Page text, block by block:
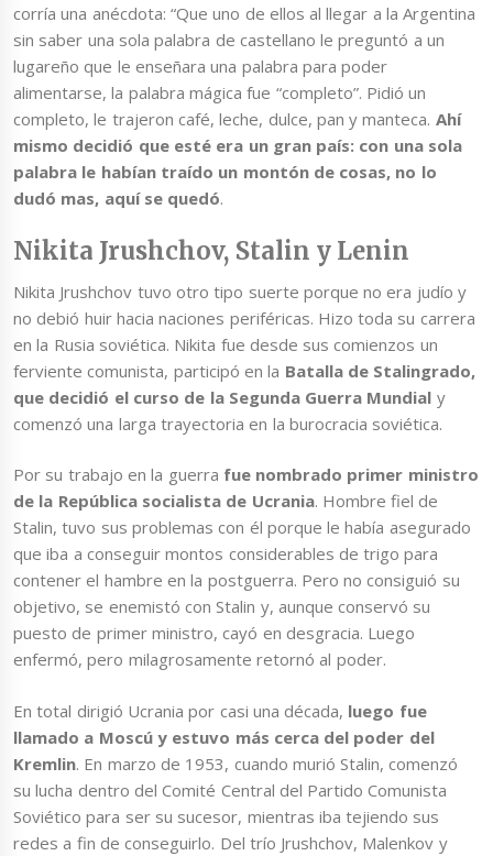
corría una anécdota: “Que uno de ellos al llegar a la Argentina
sin saber una sola palabra de castellano le preguntó a un
lugareño que le enseñara una palabra para poder
alimentarse, la palabra mágica fue “completo”. Pidió un
completo, le trajeron café, leche, dulce, pan y manteca. Ahí
mismo decidió que esté era un gran país: con una sola
palabra le habían traído un montón de cosas, no lo
dudó mas, aquí se quedó.
Nikita Jrushchov, Stalin y Lenin
Nikita Jrushchov tuvo otro tipo suerte porque no era judío y
no debió huir hacia naciones periféricas. Hizo toda su carrera
en la Rusia soviética. Nikita fue desde sus comienzos un
ferviente comunista, participó en la Batalla de Stalingrado,
que decidió el curso de la Segunda Guerra Mundial y
comenzó una larga trayectoria en la burocracia soviética.
Por su trabajo en la guerra fue nombrado primer ministro
de la República socialista de Ucrania. Hombre fiel de
Stalin, tuvo sus problemas con él porque le había asegurado
que iba a conseguir montos considerables de trigo para
contener el hambre en la postguerra. Pero no consiguió su
objetivo, se enemistó con Stalin y, aunque conservó su
puesto de primer ministro, cayó en desgracia. Luego
enfermó, pero milagrosamente retornó al poder.
En total dirigió Ucrania por casi una década, luego fue
llamado a Moscú y estuvo más cerca del poder del
Kremlin. En marzo de 1953, cuando murió Stalin, comenzó
su lucha dentro del Comité Central del Partido Comunista
Soviético para ser su sucesor, mientras iba tejiendo sus
redes a fin de conseguirlo. Del trío Jrushchov, Malenkov y